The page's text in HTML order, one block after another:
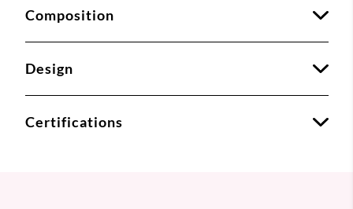
Composition
Design
Certifications